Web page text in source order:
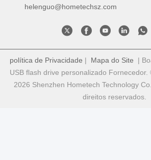
helenguo@hometechsz.com
política de Privacidade | Mapa do Site |
USB flash drive personalizado
2026 Shenzhen Hometech Technology
direitos reservados.